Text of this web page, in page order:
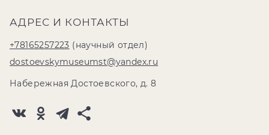
АДРЕС И КОНТАКТЫ
+78165257223 (научный отдел)
dostoevskymuseumst@yandex.ru
Набережная Достоевского, д. 8